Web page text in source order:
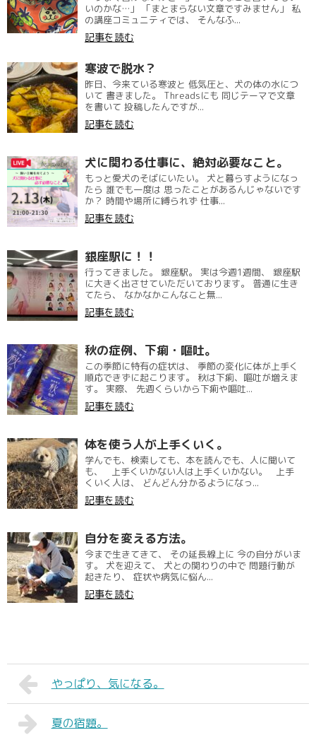
いのかな…」 「まとまらない文章ですみません」 私
の講座コミュニティでは、 そんなふ...
記事を読む
寒波で脱水？
昨日、今来ている寒波と 低気圧と、犬の体の水につ
いて 書きました。 Threadsにも 同じテーマで文章
を書いて 投稿したんですが...
記事を読む
犬に関わる仕事に、絶対必要なこと。
もっと愛犬のそばにいたい。 犬と暮らすようになっ
たら 誰でも一度は 思ったことがあるんじゃないです
か？ 時間や場所に縛られず 仕事...
記事を読む
銀座駅に！！
行ってきました。 銀座駅。 実は今週1週間、 銀座駅
に大きく出させていただいております。 普通に生き
てたら、 なかなかこんなこと無...
記事を読む
秋の症例、下痢・嘔吐。
この季節に特有の症状は、 季節の変化に体が上手く
順応できずに起こります。 秋は下痢、嘔吐が増えま
す。 実際、 先週くらいから下痢や嘔吐...
記事を読む
体を使う人が上手くいく。
学んでも、検索しても、本を読んでも、人に聞いて
も、 上手くいかない人は上手くいかない。 上手
くいく人は、 どんどん分かるようになっ...
記事を読む
自分を変える方法。
今まで生きてきて、 その延長線上に 今の自分がいま
す。 犬を迎えて、 犬との関わりの中で 問題行動が
起きたり、 症状や病気に悩ん...
記事を読む
やっぱり、気になる。
夏の宿題。